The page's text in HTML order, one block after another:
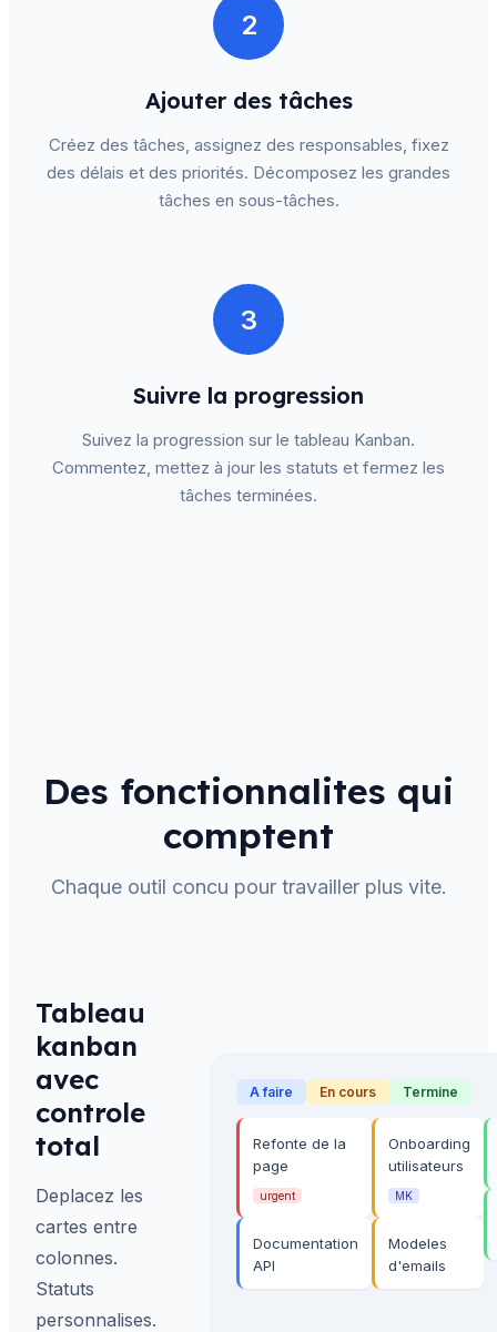
2
Ajouter des tâches
Créez des tâches, assignez des responsables, fixez
des délais et des priorités. Décomposez les grandes
tâches en sous-tâches.
3
Suivre la progression
Suivez la progression sur le tableau Kanban.
Commentez, mettez à jour les statuts et fermez les
tâches terminées.
Des fonctionnalites qui
comptent
Chaque outil concu pour travailler plus vite.
Tableau
kanban
avec
controle
total
Deplacez les
cartes entre
colonnes.
Statuts
personnalises.
A faire En cours Termine
Refonte de la
page
urgent
Documentation
API
Onboarding
utilisateurs
MK
Modeles
d'emails